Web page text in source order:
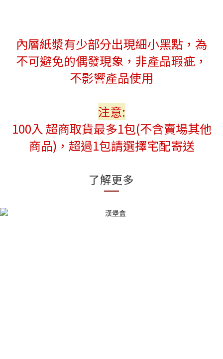
內層紙漿有少部分出現細小黑點，為
不可避免的偶發現象，非產品瑕疵，
不影響產品使用
注意:
100入 超商取貨最多1包(不含賣場其他
商品)，超過1包請選擇宅配寄送
了解更多